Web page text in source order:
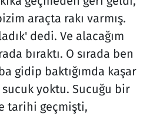
araçta rakı varmış.
dedi. Ve alacağım
bıraktı. O sırada ben
gidip baktığımda kaşar
yoktu. Sucuğu bir
tarihi geçmişti,